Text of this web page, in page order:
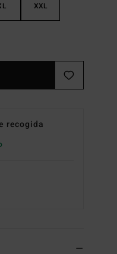
XXL
recogida